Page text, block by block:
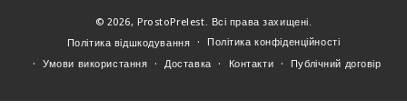
(Можна завантажити файли gif, jpg, png до 5 МБ)
© 2026, ProstoPrelest. Всі права захищені.
Політика відшкодування
Політика конфіденційності
Умови використання
Доставка Контакти Публічний договір